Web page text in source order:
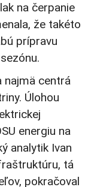
na čerpanie
že takéto
prípravu
najmä centrá
Úlohou
energiu na
analytik Ivan
tá
pokračoval